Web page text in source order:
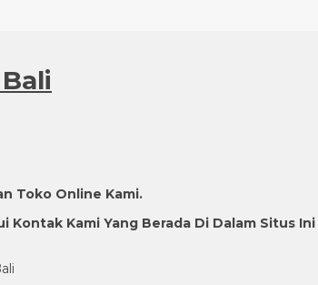
Toko Online Kami.
Kontak Kami Yang Berada Di Dalam Situs Ini